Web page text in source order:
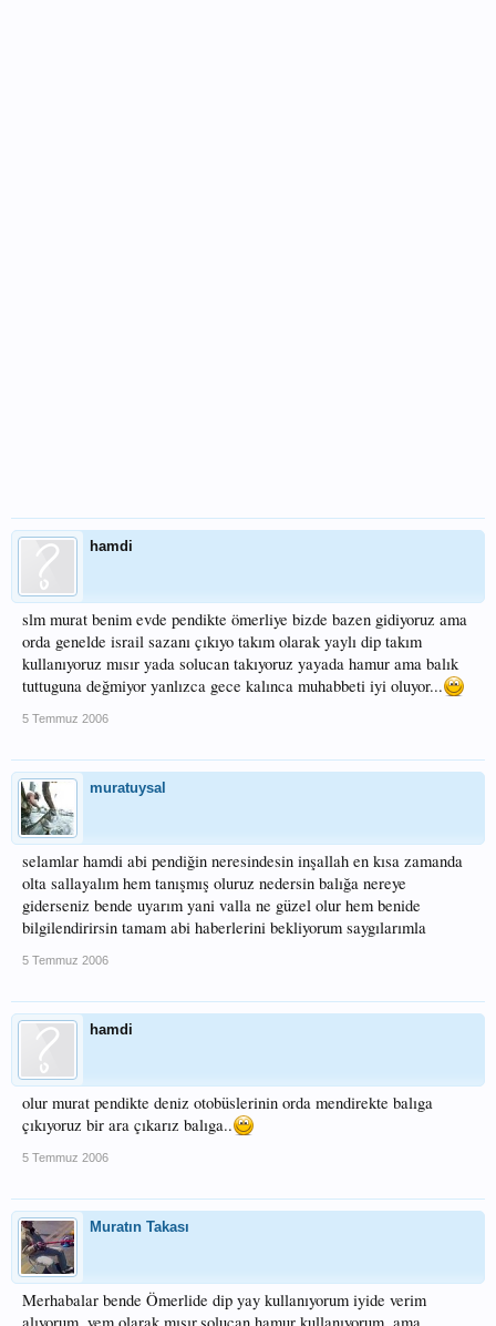
hamdi
slm murat benim evde pendikte ömerliye bizde bazen gidiyoruz ama
orda genelde israil sazanı çıkıyo takım olarak yaylı dip takım
kullanıyoruz mısır yada solucan takıyoruz yayada hamur ama balık
tuttuguna değmiyor yanlızca gece kalınca muhabbeti iyi oluyor...
5 Temmuz 2006
muratuysal
selamlar hamdi abi pendiğin neresindesin inşallah en kısa zamanda
olta sallayalım hem tanışmış oluruz nedersin balığa nereye
giderseniz bende uyarım yani valla ne güzel olur hem benide
bilgilendirirsin tamam abi haberlerini bekliyorum saygılarımla
5 Temmuz 2006
hamdi
olur murat pendikte deniz otobüslerinin orda mendirekte balıga
çıkıyoruz bir ara çıkarız balıga..
5 Temmuz 2006
Muratın Takası
Merhabalar bende Ömerlide dip yay kullanıyorum iyide verim